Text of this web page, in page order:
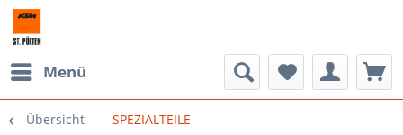
Menü
Übersicht SPEZIALTEILE